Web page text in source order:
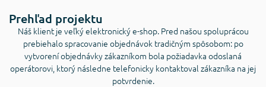
Prehľad projektu
Náš klient je veľký elektronický e-shop. Pred našou spoluprácou
prebiehalo spracovanie objednávok tradičným spôsobom: po
vytvorení objednávky zákazníkom bola požiadavka odoslaná
operátorovi, ktorý následne telefonicky kontaktoval zákazníka na jej
potvrdenie.